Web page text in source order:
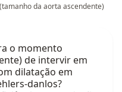
da aorta ascendente)
o momento
de intervir em
dilatação em
danlos?